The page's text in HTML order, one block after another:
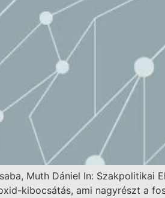
Muth Dániel In: Szakpolitikai
kibocsátás, ami nagyrészt a